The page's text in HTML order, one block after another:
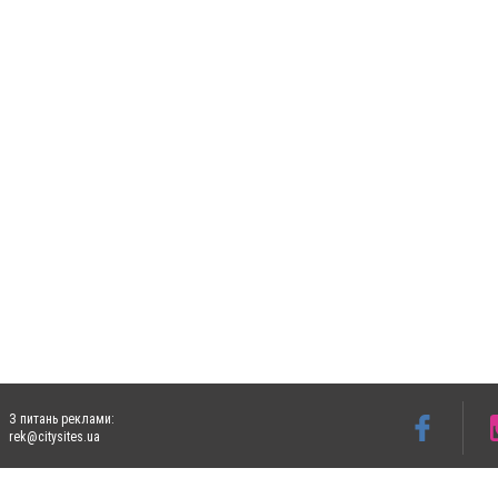
З питань реклами:
rek@citysites.ua